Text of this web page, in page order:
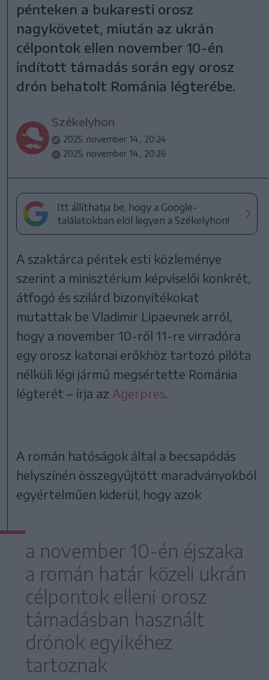
pénteken a bukaresti orosz
nagykövetet, miután az ukrán
célpontok ellen november 10-én
indított támadás során egy orosz
drón behatolt Románia légterébe.
Székelyhon
2025. november 14., 20:24
2025. november 14., 20:26
Itt állíthatja be, hogy a Google-
találatokban elöl legyen a Székelyhon!
A szaktárca péntek esti közleménye
szerint a minisztérium képviselői konkrét,
átfogó és szilárd bizonyítékokat
mutattak be Vladimir Lipaevnek arról,
hogy a november 10-ről 11-re virradóra
egy orosz katonai erőkhöz tartozó pilóta
nélküli légi jármű megsértette Románia
légterét – írja az Agerpres.
A román hatóságok által a becsapódás
helyszínén összegyűjtött maradványokból
egyértelműen kiderül, hogy azok
a november 10-én éjszaka
a román határ közeli ukrán
célpontok elleni orosz
támadásban használt
drónok egyikéhez
tartoznak